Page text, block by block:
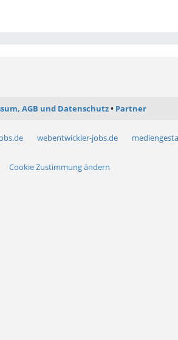
AGB und Datenschutz Partner
webentwickler-jobs.de
Cookie Zustimmung ändern